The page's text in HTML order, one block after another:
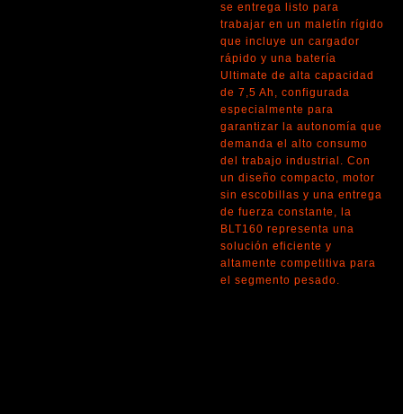
se entrega listo para
trabajar en un maletín rígido
que incluye un cargador
rápido y una batería
Ultimate de alta capacidad
de 7,5 Ah, configurada
especialmente para
garantizar la autonomía que
demanda el alto consumo
del trabajo industrial. Con
un diseño compacto, motor
sin escobillas y una entrega
de fuerza constante, la
BLT160 representa una
solución eficiente y
altamente competitiva para
el segmento pesado.